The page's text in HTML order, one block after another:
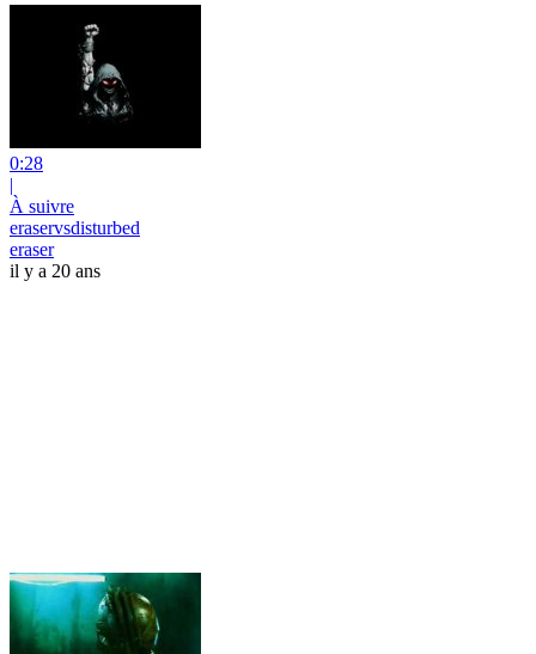
0:28
|
À suivre
eraservsdisturbed
eraser
il y a 20 ans